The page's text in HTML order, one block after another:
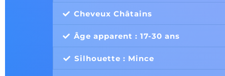
Cheveux Châtains
Âge apparent : 17-30 ans
Silhouette : Mince